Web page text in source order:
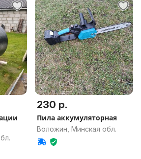
230 р.
Пила аккумуляторная
Воложин, Минская обл.